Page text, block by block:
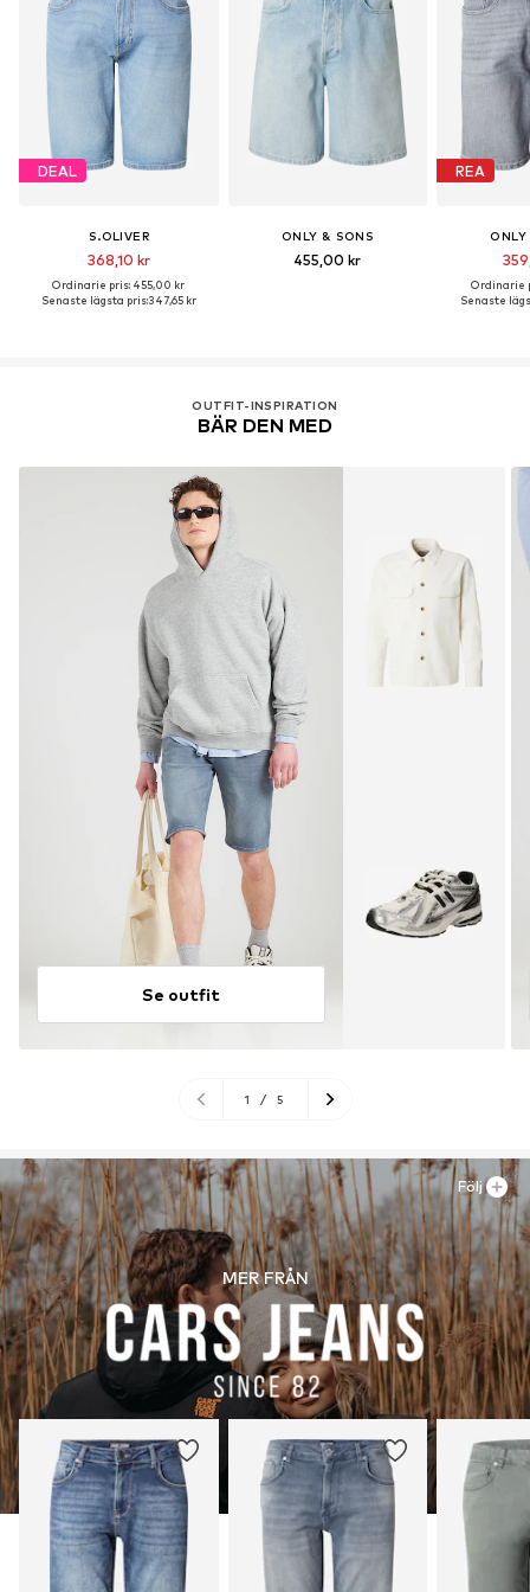
DEAL
S.OLIVER
368,10 kr
Ordinarie pris: 455,00 kr
Senaste lägsta pris:347,65 kr
ONLY & SONS
455,00 kr
REA
Ordinarie
Senaste
OUTFIT-INSPIRATION
BÄR DEN MED
Se outfit
1 / 5
MER FRÅN
Följ